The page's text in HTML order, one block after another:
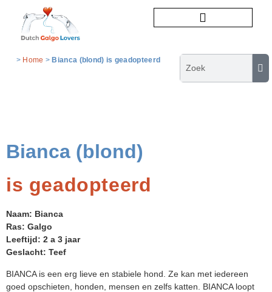
> Home > Bianca (blond) is geadopteerd
Bianca (blond)
is geadopteerd
Naam: Bianca
Ras: Galgo
Leeftijd: 2 a 3 jaar
Geslacht: Teef
BIANCA is een erg lieve en stabiele hond. Ze kan met iedereen
goed opschieten, honden, mensen en zelfs katten. BIANCA loopt